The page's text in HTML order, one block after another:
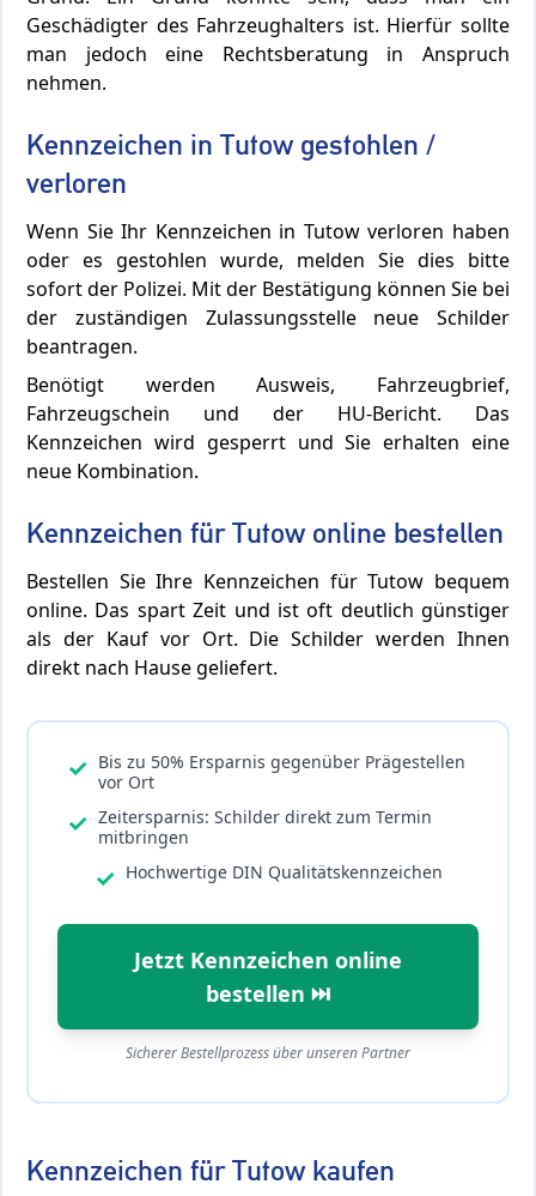
Geschädigter des Fahrzeughalters ist. Hierfür sollte
man jedoch eine Rechtsberatung in Anspruch
nehmen.
Kennzeichen in Tutow gestohlen /
verloren
Wenn Sie Ihr Kennzeichen in Tutow verloren haben
oder es gestohlen wurde, melden Sie dies bitte
sofort der Polizei. Mit der Bestätigung können Sie bei
der zuständigen Zulassungsstelle neue Schilder
beantragen.
Benötigt werden Ausweis, Fahrzeugbrief,
Fahrzeugschein und der HU-Bericht. Das
Kennzeichen wird gesperrt und Sie erhalten eine
neue Kombination.
Kennzeichen für Tutow online bestellen
Bestellen Sie Ihre Kennzeichen für Tutow bequem
online. Das spart Zeit und ist oft deutlich günstiger
als der Kauf vor Ort. Die Schilder werden Ihnen
direkt nach Hause geliefert.
✓ Bis zu 50% Ersparnis gegenüber Prägestellen
vor Ort
✓ Zeitersparnis: Schilder direkt zum Termin
mitbringen
✓ Hochwertige DIN Qualitätskennzeichen
Jetzt Kennzeichen online
bestellen ⏭️
Sicherer Bestellprozess über unseren Partner
Kennzeichen für Tutow kaufen